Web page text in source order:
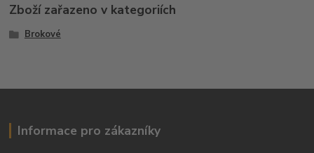
Zboží zařazeno v kategoriích
Brokové
Informace pro zákazníky